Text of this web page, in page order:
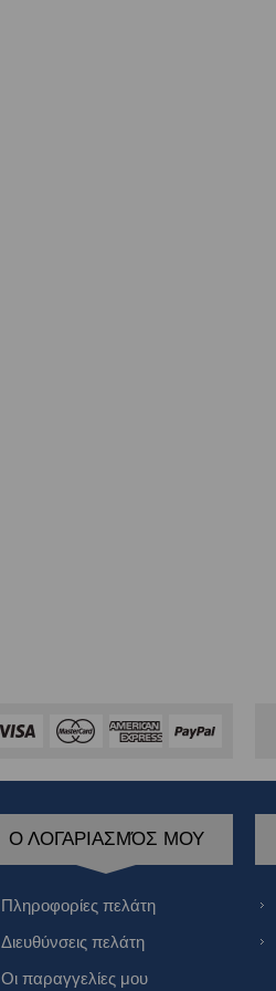
Ο ΛΟΓΑΡΙΑΣΜΌΣ ΜΟΥ
Πληροφορίες πελάτη
Διευθύνσεις πελάτη
Οι παραγγελίες μου